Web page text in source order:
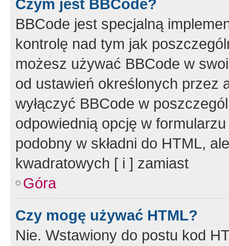
Czym jest BBCode?
BBCode jest specjalną
kontrolę nad tym jak
możesz używać BBCode w
od ustawień określonych przez
wyłączyć BBCode w
odpowiednią opcję w
podobny w składni do HTML,
kwadratowych [ i ] zamiast
Góra
Czy mogę używać HTML?
Nie. Wstawiony do postu kod